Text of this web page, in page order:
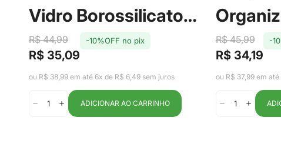
Vidro Borossilicato
com Tampa em Aço
Inox 2,2L -
Fracalanza
Preço
de
R$ 35,09
Preço
regular
R$ 44,99 -10%OFF no pix
ou R$ 38,99 em até 6x de R$ 6,49 sem juros
ADICIONAR AO CARRINHO
Clear
Preço
de
R$ 34,19
Preço
regular
R$ 45,99 -
ou R$ 37,99 em